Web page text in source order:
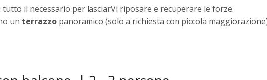
tutto il necessario per lasciarVi riposare e recuperare le forze.
un terrazzo panoramico (solo a richiesta con piccola